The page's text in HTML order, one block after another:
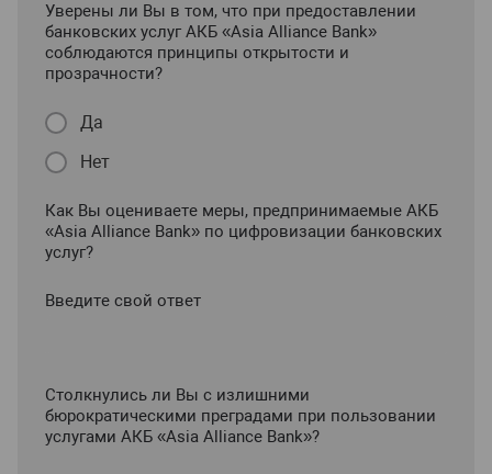
Уверены ли Вы в том, что при предоставлении
банковских услуг АКБ «Asia Alliance Bank»
соблюдаются принципы открытости и
прозрачности?
Да
Нет
Как Вы оцениваете меры, предпринимаемые АКБ
«Asia Alliance Bank» по цифровизации банковских
услуг?
Введите свой ответ
Столкнулись ли Вы с излишними
бюрократическими преградами при пользовании
услугами АКБ «Asia Alliance Bank»?